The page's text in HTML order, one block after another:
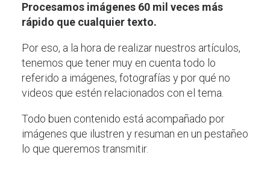
Procesamos imágenes 60 mil veces más
rápido que cualquier texto.
Por eso, a la hora de realizar nuestros artículos,
tenemos que tener muy en cuenta todo lo
referido a imágenes, fotografías y por qué no
videos que estén relacionados con el tema.
Todo buen contenido está acompañado por
imágenes que ilustren y resuman en un pestañeo
lo que queremos transmitir.